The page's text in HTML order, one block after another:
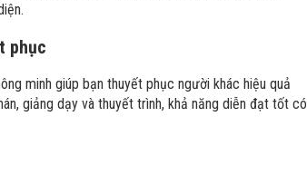
phục
minh giúp bạn thuyết phục người khác hiệu quả
giảng dạy và thuyết trình, khả năng diễn đạt tốt có